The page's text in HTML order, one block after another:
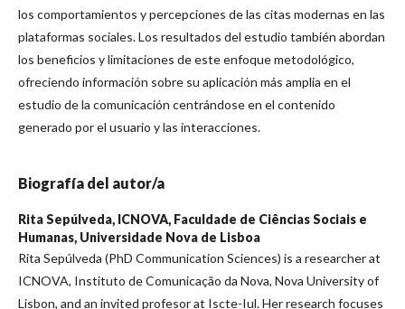
los comportamientos y percepciones de las citas modernas en las
plataformas sociales. Los resultados del estudio también abordan
los beneficios y limitaciones de este enfoque metodológico,
ofreciendo información sobre su aplicación más amplia en el
estudio de la comunicación centrándose en el contenido
generado por el usuario y las interacciones.
Biografía del autor/a
Rita Sepúlveda, ICNOVA, Faculdade de Ciências Sociais e
Humanas, Universidade Nova de Lisboa
Rita Sepúlveda (PhD Communication Sciences) is a researcher at
ICNOVA, Instituto de Comunicação da Nova, Nova University of
Lisbon, and an invited profesor at Iscte-Iul. Her research focuses